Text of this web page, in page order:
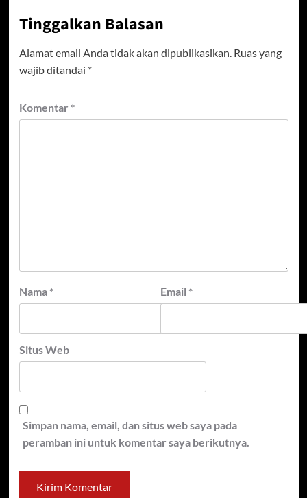
Tinggalkan Balasan
Alamat email Anda tidak akan dipublikasikan. Ruas yang
wajib ditandai *
Komentar *
Nama * Email *
Situs Web
Simpan nama, email, dan situs web saya pada
peramban ini untuk komentar saya berikutnya.